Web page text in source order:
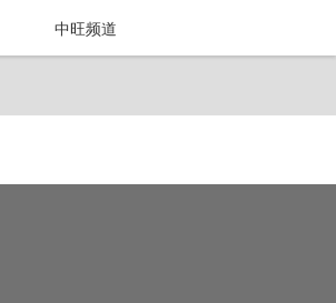
中旺频道